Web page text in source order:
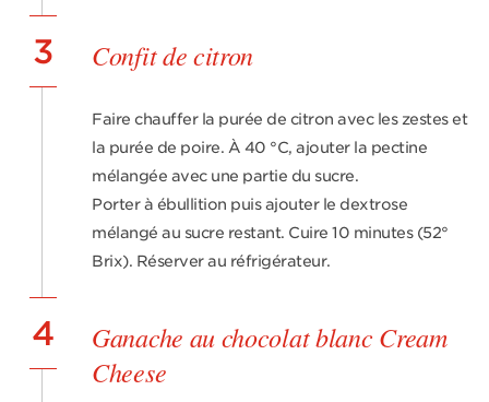
3 Confit de citron
Faire chauffer la purée de citron avec les zestes et
la purée de poire. À 40 °C, ajouter la pectine
mélangée avec une partie du sucre.
Porter à ébullition puis ajouter le dextrose
mélangé au sucre restant. Cuire 10 minutes (52°
Brix). Réserver au réfrigérateur.
4
Ganache au chocolat blanc Cream
Cheese